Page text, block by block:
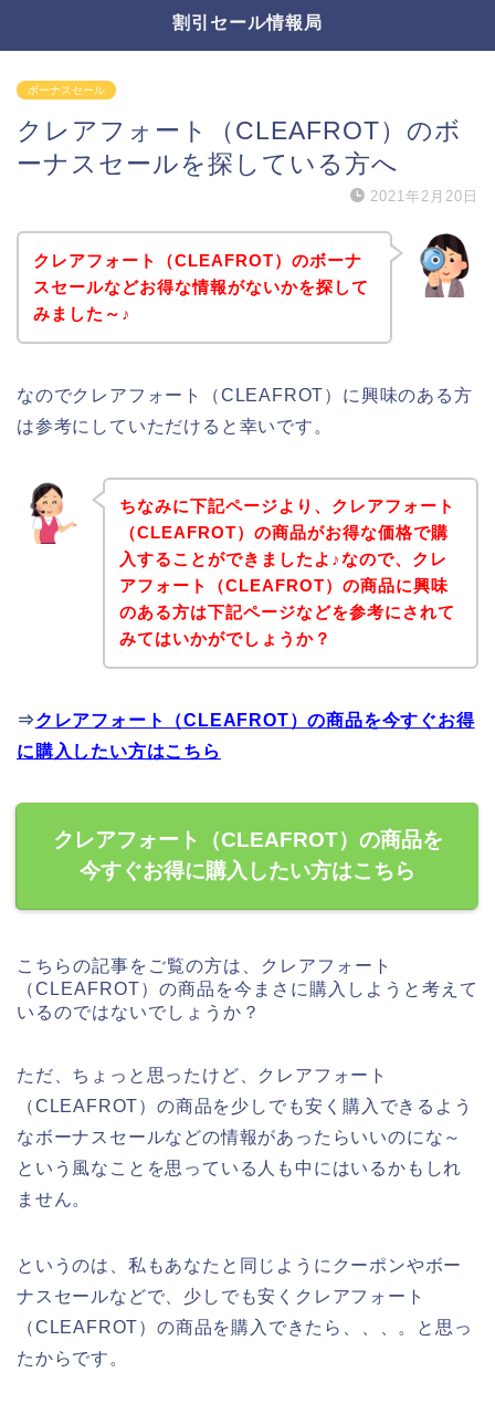
割引セール情報局
ボーナスセール
クレアフォート（CLEAFROT）のボ
ーナスセールを探している方へ
2021年2月20日
クレアフォート（CLEAFROT）のボーナ
スセールなどお得な情報がないかを探して
みました～♪
なのでクレアフォート（CLEAFROT）に興味のある方
は参考にしていただけると幸いです。
ちなみに下記ページより、クレアフォート
（CLEAFROT）の商品がお得な価格で購
入することができましたよ♪なので、クレ
アフォート（CLEAFROT）の商品に興味
のある方は下記ページなどを参考にされて
みてはいかがでしょうか？
⇒クレアフォート（CLEAFROT）の商品を今すぐお得
に購入したい方はこちら
クレアフォート（CLEAFROT）の商品を
今すぐお得に購入したい方はこちら
こちらの記事をご覧の方は、クレアフォート
（CLEAFROT）の商品を今まさに購入しようと考えて
いるのではないでしょうか？
ただ、ちょっと思ったけど、クレアフォート
（CLEAFROT）の商品を少しでも安く購入できるよう
なボーナスセールなどの情報があったらいいのにな～
という風なことを思っている人も中にはいるかもしれ
ません。
というのは、私もあなたと同じようにクーポンやボー
ナスセールなどで、少しでも安くクレアフォート
（CLEAFROT）の商品を購入できたら、、、。と思っ
たからです。